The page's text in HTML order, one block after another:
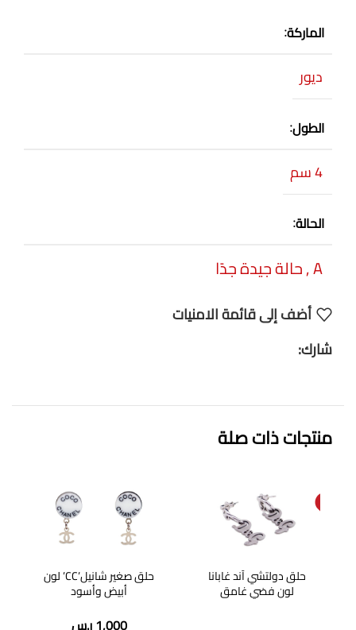
الماركة
ديور
الطول
4 سم
الحالة
A
,حالة جيدة جدًا
أضف إلى قائمة الامنيات
شارك:
منتجات ذات صلة
حلق دولتشي آند غابانا
لون فضي غامق
حلق صغير شانيل’CC’ لون
أبيض وأسود